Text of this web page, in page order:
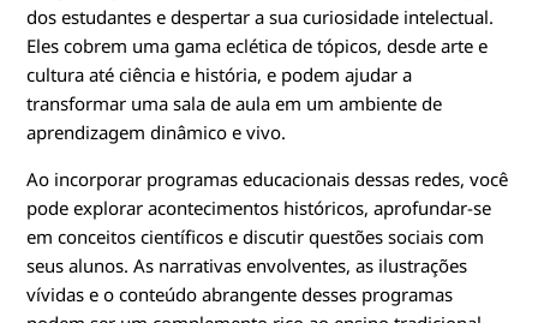
dos estudantes e despertar a sua curiosidade intelectual.
Eles cobrem uma gama eclética de tópicos, desde arte e
cultura até ciência e história, e podem ajudar a
transformar uma sala de aula em um ambiente de
aprendizagem dinâmico e vivo.
Ao incorporar programas educacionais dessas redes, você
pode explorar acontecimentos históricos, aprofundar-se
em conceitos científicos e discutir questões sociais com
seus alunos. As narrativas envolventes, as ilustrações
vívidas e o conteúdo abrangente desses programas